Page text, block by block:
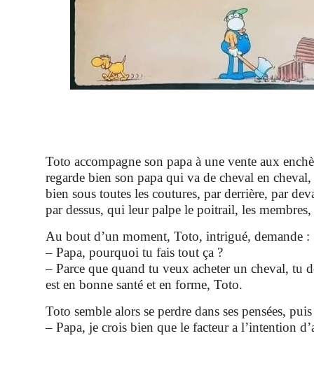
Toto accompagne son papa à une vente aux
regarde bien son papa qui va de cheval en
bien sous toutes les coutures, par derrière, par
par dessus, qui leur palpe le poitrail, les
Au bout d’un moment, Toto, intrigué, demande :
– Papa, pourquoi tu fais tout ça ?
– Parce que quand tu veux acheter un cheval, tu
est en bonne santé et en forme, Toto.
Toto semble alors se perdre dans ses pensées,
– Papa, je crois bien que le facteur a l’intention